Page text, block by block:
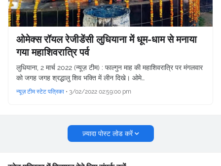
ओमेक्स रॉयल रेजीडेंसी लुधियाना में धूम-धाम से मनाया
गया महाशिवरात्रि पर्व
लुधियाना, 2 मार्च 2022 (न्यूज़ टीम) : फाल्गुन माह की महाशिवरात्रि पर मंगलवार
को जगह जगह श्रद्धालु शिव भक्ति में लीन दिखे। ओमे…
न्यूज़ टीम स्टेट पत्रिका • 3/02/2022 02:59:00 pm
ज़्यादा पोस्ट लोड करें